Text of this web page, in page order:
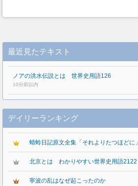
最近見たテキスト
ノアの洪水伝説とは 世界史用語126
10分前以内
デイリーランキング
蜻蛉日記原文全集「それよりたつほどに」
北京とは わかりやすい世界史用語2122
寧波の乱はなぜ起こったのか